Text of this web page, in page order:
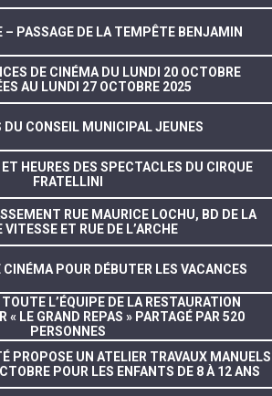
– PASSAGE DE LA TEMPÊTE BENJAMIN
DE CINÉMA DU LUNDI 20 OCTOBRE
AU LUNDI 27 OCTOBRE 2025
DU CONSEIL MUNICIPAL JEUNES
HEURES DES SPECTACLES DU CIRQUE
FRATELLINI
RUE MAURICE LOCHU, BD DE LA
VITESSE ET RUE DE L’ARCHE
CINÉMA POUR DÉBUTER LES VACANCES
L’ÉQUIPE DE LA RESTAURATION
« LE GRAND REPAS » PARTAGÉ PAR 520
PERSONNES
PROPOSE UN ATELIER TRAVAUX MANUELS
POUR LES ENFANTS DE 8 À 12 ANS